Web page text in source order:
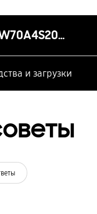
WW70A4S20VE/LP
и загрузки